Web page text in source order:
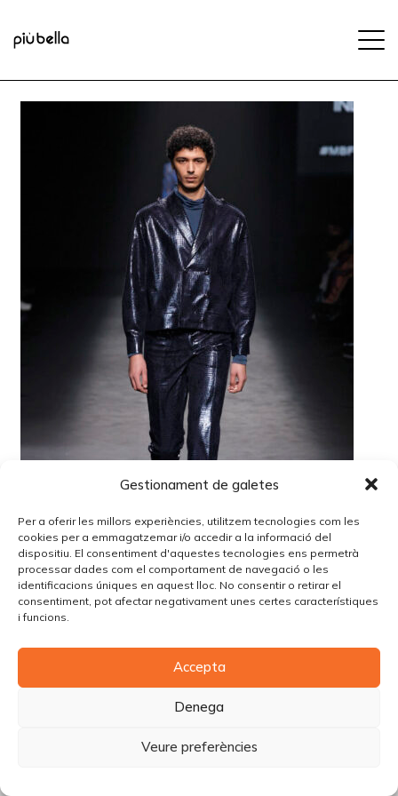
Gestionament de galetes
Per a oferir les millors experiències, utilitzem tecnologies com les
cookies per a emmagatzemar i/o accedir a la informació del
dispositiu. El consentiment d'aquestes tecnologies ens permetrà
processar dades com el comportament de navegació o les
identificacions úniques en aquest lloc. No consentir o retirar el
consentiment, pot afectar negativament unes certes característiques
i funcions.
Accepta
Denega
Veure preferències
© Copyright Piùbella Models Agency2026
Creative Corner Agency
Política de cookies